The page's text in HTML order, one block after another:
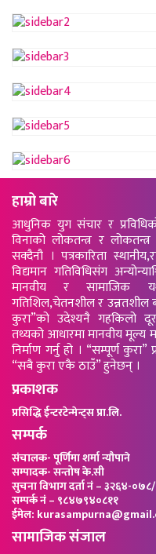
हाम्रो बारे
आधुनिक युग संचार र
विनाको लोकतन्त्र र
सक्दैनौ । पत्रकारिता
विद्यमान गतिविधिसंग
मानवीय र सामाजिक
गतिशिल,चेतनशील र उन्नतशील
कुरा”को उदेश्यनै गहकिलो
तथ्यको आधारमा मानवीय मूल्य
निर्माण गर्नु हो । “सम्पूर्ण कुरा”
“सबै कुरा एकै ठाउँ” हुनेछन् ।
प्रकाशक
प्रसिद्धि ईन्टरटेन्मेन्ट्स प्रा.लि.
सम्पर्क
संचालक- पूर्णिमा शर्मा न्यौपाने
सम्पादक- सन्तोष के.सी
सुचना विभाग दर्ता नं – ३२६४-
सम्पर्क नं – ९८४७९४०८११
ईमेल:
सामाजिक संजाल